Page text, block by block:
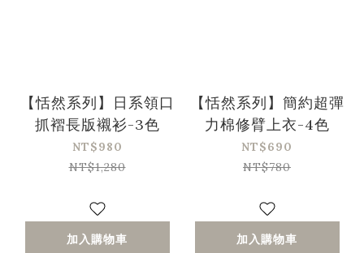
【恬然系列】日系領口
抓褶長版襯衫-3色
NT$980
NT$1,280
加入購物車
【恬然系列】簡約超彈
力棉修臂上衣-4色
NT$690
NT$780
加入購物車